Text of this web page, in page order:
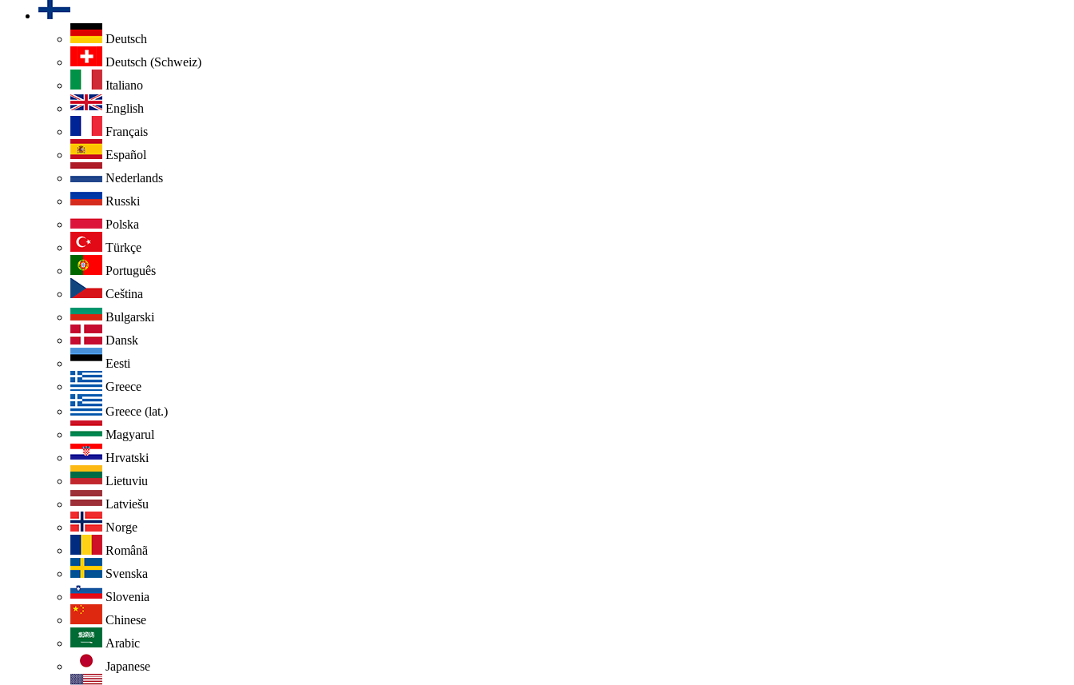
Deutsch
Deutsch (Schweiz)
Italiano
English
Français
Español
Nederlands
Russki
Polska
Türkçe
Português
Ceština
Bulgarski
Dansk
Eesti
Greece
Greece (lat.)
Magyarul
Hrvatski
Lietuviu
Latviešu
Norge
Românã
Svenska
Slovenia
Chinese
Arabic
Japanese